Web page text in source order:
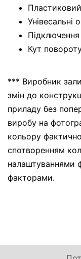
Унівесальні
Кут
*** Виробник
змін до
приладу без
виробу на
кольору
спотворенням
налаштуваннями
факторами.